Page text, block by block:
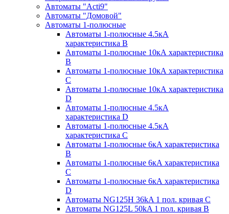
Автоматы "Acti9"
Автоматы "Домовой"
Автоматы 1-полюсные
Автоматы 1-полюсные 4.5кА
характеристика В
Автоматы 1-полюсные 10кА характеристика
B
Автоматы 1-полюсные 10кА характеристика
C
Автоматы 1-полюсные 10кА характеристика
D
Автоматы 1-полюсные 4.5кА
характеристика D
Автоматы 1-полюсные 4.5кА
характеристика С
Автоматы 1-полюсные 6кА характеристика
B
Автоматы 1-полюсные 6кА характеристика
C
Автоматы 1-полюсные 6кА характеристика
D
Автоматы NG125H 36kA 1 пол. кривая C
Автоматы NG125L 50kA 1 пол. кривая B